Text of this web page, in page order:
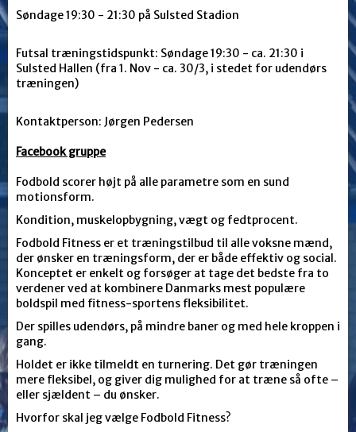
Søndage 19:30 - 21:30 på Sulsted Stadion
Futsal træningstidspunkt: Søndage 19:30 - ca. 21:30 i
Sulsted Hallen (fra 1. Nov - ca. 30/3, i stedet for udendørs
træningen)
Kontaktperson: Jørgen Pedersen
Facebook gruppe
Fodbold scorer højt på alle parametre som en sund
motionsform.
Kondition, muskelopbygning, vægt og fedtprocent.
Fodbold Fitness er et træningstilbud til alle voksne mænd,
der ønsker en træningsform, der er både effektiv og social.
Konceptet er enkelt og forsøger at tage det bedste fra to
verdener ved at kombinere Danmarks mest populære
boldspil med fitness-sportens fleksibilitet.
Der spilles udendørs, på mindre baner og med hele kroppen i
gang.
Holdet er ikke tilmeldt en turnering. Det gør træningen
mere fleksibel, og giver dig mulighed for at træne så ofte –
eller sjældent – du ønsker.
Hvorfor skal jeg vælge Fodbold Fitness?